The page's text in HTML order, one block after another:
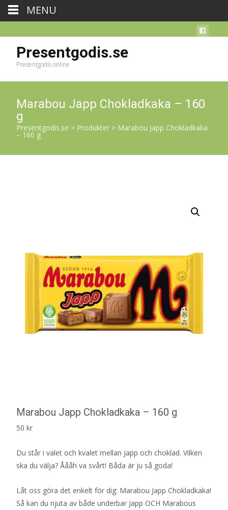
Presentgodis.se
Presentgodis online
Marabou Japp Chokladkaka – 160
g
Presentgodis.se > Produkter > Marabou Japp Chokladkaka
– 160 g
Marabou Japp Chokladkaka – 160 g
50 kr
Du står i valet och kvalet mellan Japp och choklad. Vilken
ska du välja? Åååh va svårt! Båda är ju så goda!
Låt oss göra det enkelt för dig: Marabou Japp Chokladkaka!
Så kan du njuta av både underbar Japp OCH Marabous
MENU